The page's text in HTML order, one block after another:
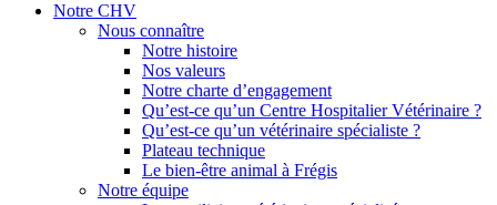
Notre CHV
Nous connaître
Notre histoire
Nos valeurs
Notre charte d’engagement
Qu’est-ce qu’un Centre Hospitalier Vétérinaire ?
Qu’est-ce qu’un vétérinaire spécialiste ?
Plateau technique
Le bien-être animal à Frégis
Notre équipe